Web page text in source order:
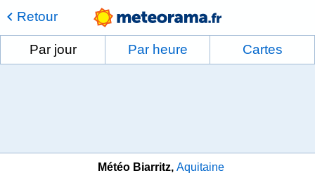
Retour
Par jour Par heure Cartes
Météo Biarritz Aquitaine